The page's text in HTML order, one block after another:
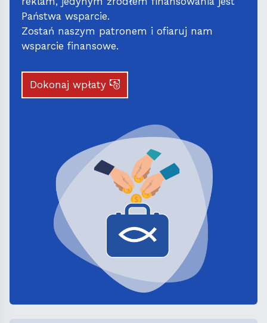
Państwa wsparcie.
Zostań naszym patronem i ofiaruj nam
wsparcie finansowe.
Dokonaj wpłaty